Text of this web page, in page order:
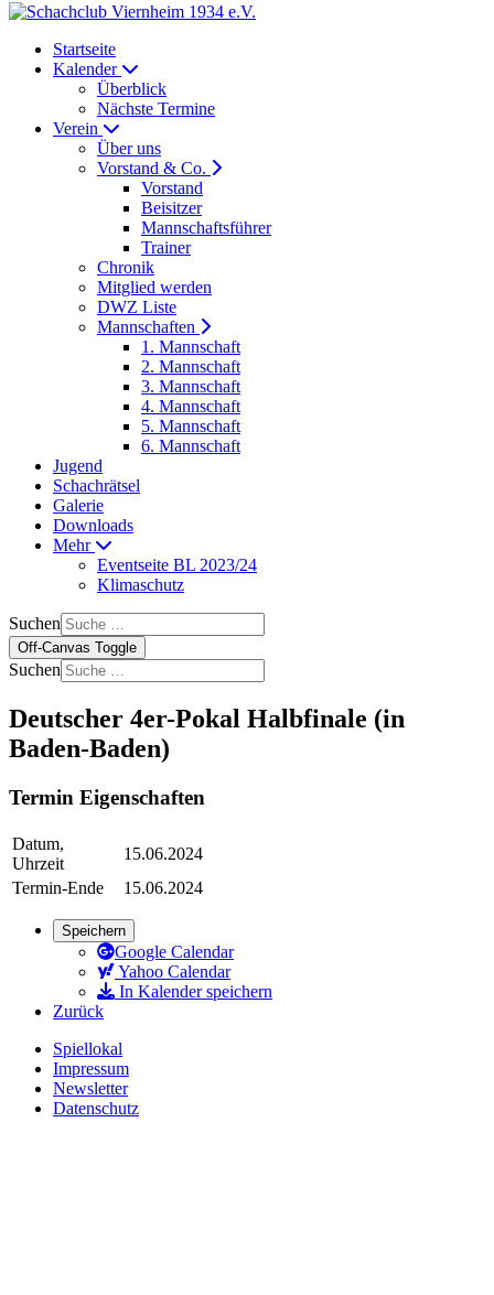
Startseite
Kalender
Überblick
Nächste Termine
Verein
Über uns
Vorstand & Co.
Vorstand
Beisitzer
Mannschaftsführer
Trainer
Chronik
Mitglied werden
DWZ Liste
Mannschaften
1. Mannschaft
2. Mannschaft
3. Mannschaft
4. Mannschaft
5. Mannschaft
6. Mannschaft
Jugend
Schachrätsel
Galerie
Downloads
Mehr
Eventseite BL 2023/24
Klimaschutz
Suchen
Off-Canvas Toggle
Suchen
Deutscher 4er-Pokal Halbfinale (in
Baden-Baden)
Termin Eigenschaften
Datum,
Uhrzeit
15.06.2024
Termin-Ende
15.06.2024
Speichern
Google Calendar
Yahoo Calendar
In Kalender speichern
Zurück
Spiellokal
Impressum
Newsletter
Datenschutz